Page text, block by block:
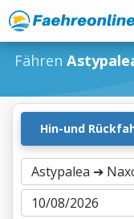
Fähren
Hin-und